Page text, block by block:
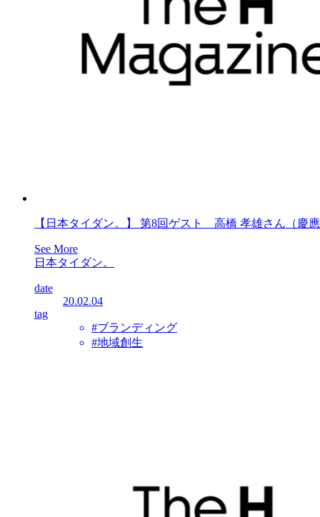
【日本タイダン。】 第8回ゲスト 高橋 孝雄さん（慶
See More
日本タイダン。
date
20.02.04
tag
#ブランディング
#地域創生